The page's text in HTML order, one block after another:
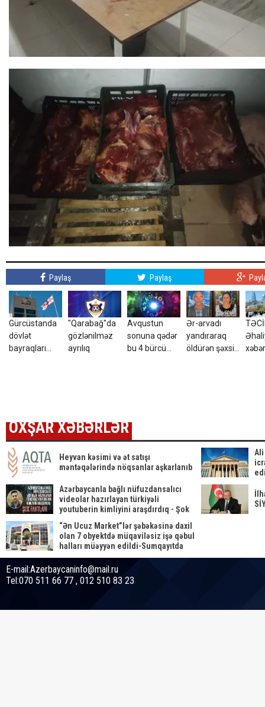
Paylaş Paylaş
Gürcüstanda
dövlət
bayraqları
"Qarabağ"da
gözlənilməz
ayrılıq
Avqustun
sonuna qədər
bu 4 bürcü
Ər-arvadı
yandıraraq
öldürən şəxsin
OXŞAR XƏBƏRLƏR
Heyvan kəsimi və ət satışı
məntəqələrində nöqsanlar aşkarlanıb
Ali
Azərbaycanla bağlı nüfuzdansalıcı
videolar hazırlayan türkiyəli
youtuberin kimliyini araşdırdıq - Şok
faktlar!
“Ən Ucuz Market”lər şəbəkəsinə daxil
olan 7 obyektdə müqaviləsiz işə qəbul
halları müəyyən edildi-Sumqayıtda
E-mail:Azerbaycaninfo@mail.ru
Tel:070 511 66 77 , 012 510 83 23